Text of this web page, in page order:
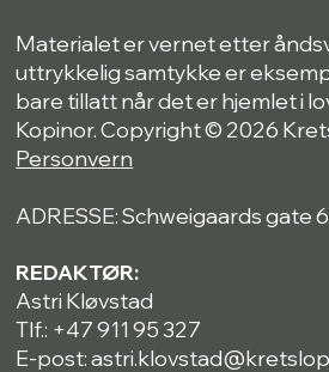
Materialet er vernet etter
uttrykkelig samtykke er
bare tillatt når det er hjemlet i
Kopinor. Copyright © 2026
Personvern
ADRESSE: Schweigaards gate
REDAKTØR:
Astri Kløvstad
Tlf.: +47 911 95 327
E-post: